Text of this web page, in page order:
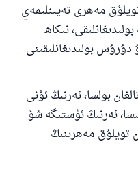
مەھرى تەيىنلىمەي
نىكاھ
دۇرۇس بولىدىغانلىقىنى
بولسا، ئەرنىڭ ئۇنى
ئەرنىڭ ئۈستىگە شۇ
تويلۇق مەھرىنىڭ